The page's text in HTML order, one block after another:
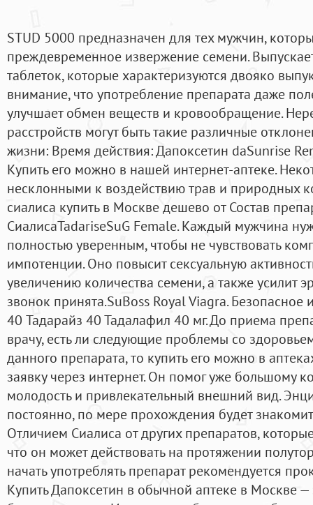
STUD 5000 предназначен для тех мужчин,
преждевременное извержение семени.
таблеток, которые характеризуются двояко
внимание, что употребление препарата даже
улучшает обмен веществ и кровообращение.
расстройств могут быть такие различные
жизни: Время действия: Дапоксетин daSunrise
Купить его можно в нашей интернет-аптеке.
несклонными к воздействию трав и природных
сиалиса купить в Москве дешево от Состав
СиалисаTadariseSuG Female. Каждый мужчина
полностью уверенным, чтобы не чувствовать
импотенции. Оно повысит сексуальную
увеличению количества семени, а также усилит
звонок принята.SuBoss Royal Viagra. Безопасное
40 Тадарайз 40 Тадалафил 40 мг. До приема
врачу, есть ли следующие проблемы со
данного препарата, то купить его можно в
заявку через интернет. Он помог уже большому
молодость и привлекательный внешний вид.
постоянно, по мере прохождения будет
Отличием Сиалиса от других препаратов,
что он может действовать на протяжении
начать употреблять препарат рекомендуется
Купить Дапоксетин в обычной аптеке в Москве —